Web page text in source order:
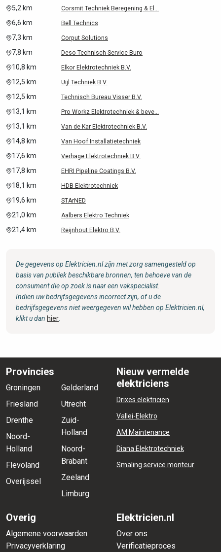
5,2 km Corsmit Techniek Beregening & El...
6,6 km Bell Technics
7,3 km Corput Solutions
7,8 km Deso Technisch Service Buro
10,8 km Elkor Elektrotechniek B.V.
12,5 km Uijl Techniek B.V.
12,5 km Technisch Bureau Visser B.V.
13,1 km Pro Workz Elektrotechniek & beve...
13,1 km Van de Kar Elektrotechniek B.V.
14,8 km Van Hoof Installatietechniek
17,6 km Verhage Elektrotechniek B.V.
17,8 km EHRI Pipeline Coatings B.V.
18,1 km HDB Elektrotechniek
19,6 km STArNED
21,0 km Aalbers Elektro Techniek
21,4 km Reijnhout Elektro B.V.
De gegevens op Elektricien.nl zijn met zorg samengesteld op
basis van publiek beschikbare bronnen, ten behoeve van de
consument die op zoek is naar een vakspecialist.
Indien uw bedrijfsgegevens incorrect zijn, of u de
bedrijfsgegevens niet weergegeven wil hebben op Elektricien.nl,
klikt u dan hier
Provincies
Groningen
Friesland
Drenthe
Noord-
Holland
Flevoland
Overijssel
Gelderland
Utrecht
Zuid-
Holland
Noord-
Brabant
Zeeland
Limburg
Nieuw vermelde
elektriciens
Drixes elektricien
Vallei-Elektro
AM Maintenance
Diana Elektrotechniek
Smaling service monteur
Overig
Algemene voorwaarden
Privacyverklaring
Elektricien.nl
Over ons
Verificatieproces